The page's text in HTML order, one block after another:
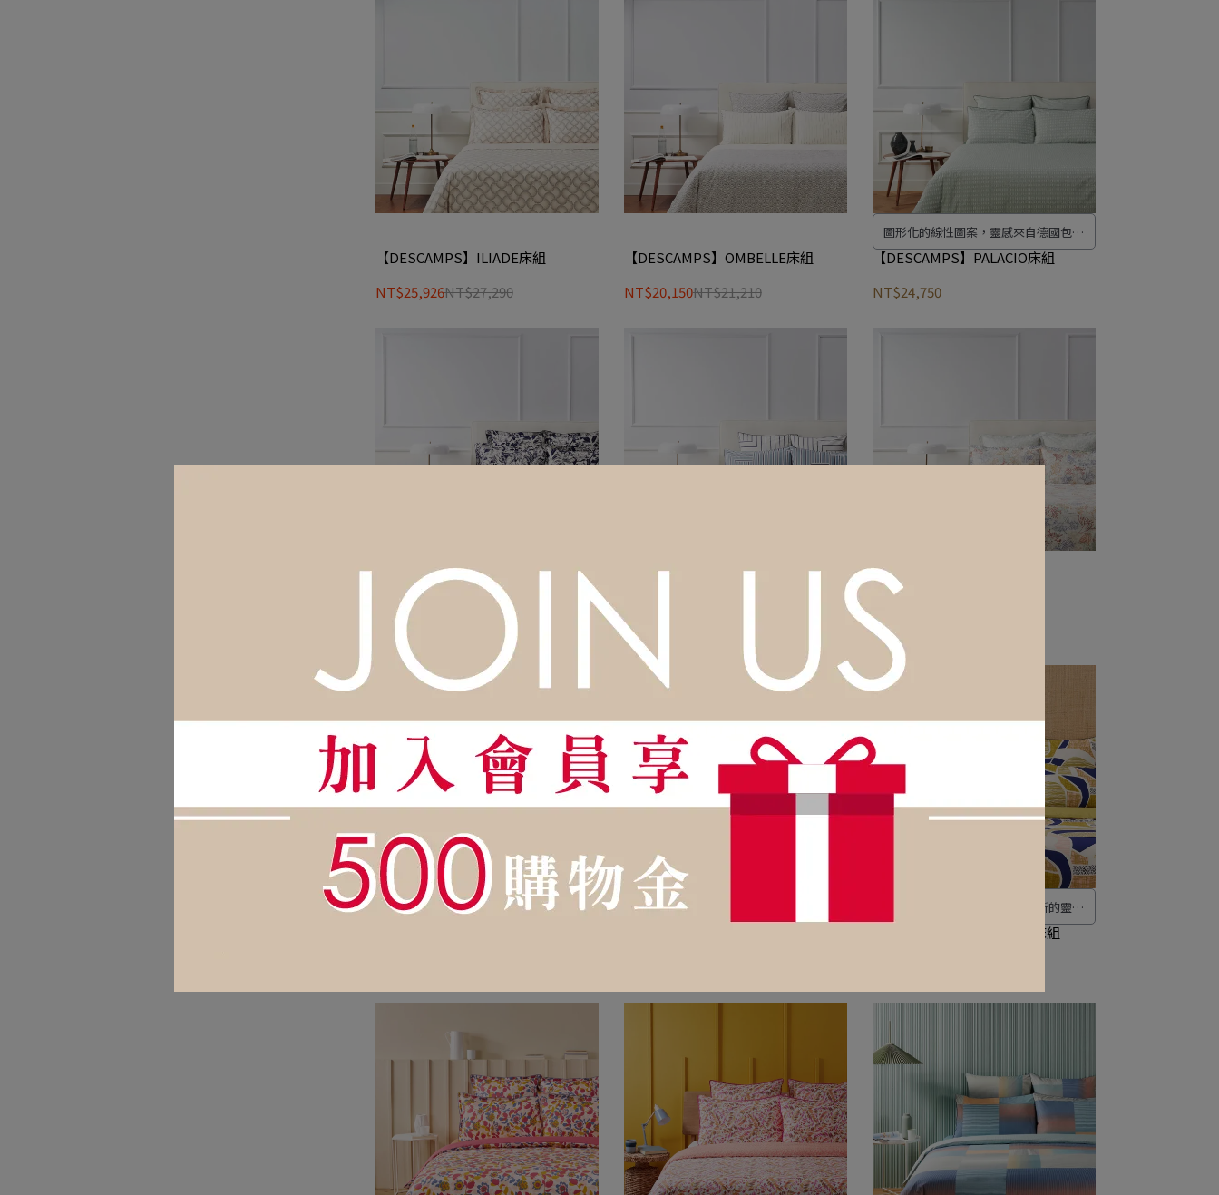
【DESCAMPS】ILIADE床組
NT$25,926NT$27,290
【DESCAMPS】OMBELLE床組
NT$20,150NT$21,210
圖形化的線性圖案，靈感來自德國包浩
斯(Bauhaus) 學校的作品及其建築宇宙
戲，透過精緻洗練的加工處理加強圖形
的外觀，非常優雅和精緻。
【DESCAMPS】PALACIO床組
NT$24,750
【DESCAMPS】PARADISO床組
NT$21,328
NT$21,328
【DESCAMPS】RECIF床組
NT$30,552
簡單而結構化的圖形，柔和而美麗的色
茂密而夢幻的叢林。這款多彩圖案以清
從空中看去，鄉村風景激發了新的靈感
【JALLA】ABSTRACTION床組